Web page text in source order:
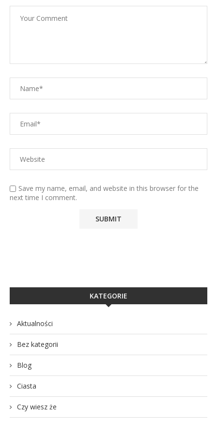
Save my name, email, and website in this browser for the
next time I comment.
KATEGORIE
Aktualności
Bez kategorii
Blog
Ciasta
Czy wiesz że